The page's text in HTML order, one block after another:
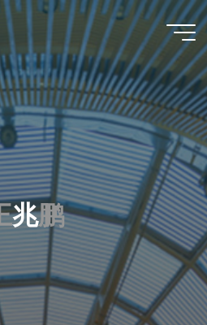
兆鹏